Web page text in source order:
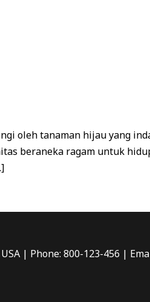
oleh tanaman hijau yang
beraneka ragam untuk
| Phone: 800-123-456 |